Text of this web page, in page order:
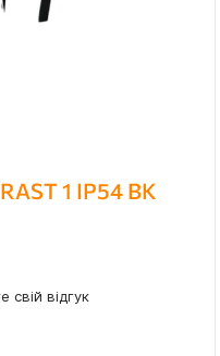
1 IP54 BK
свій відгук